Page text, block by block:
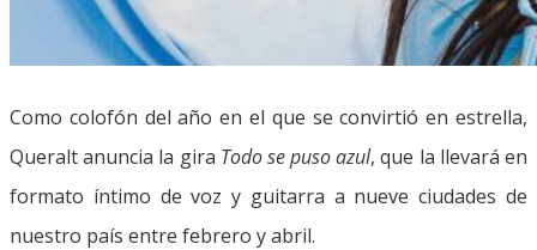
Como colofón del año en el que se convirtió en estrella,
Queralt anuncia la gira Todo se puso azul, que la llevará en
formato íntimo de voz y guitarra a nueve ciudades de
nuestro país entre febrero y abril.